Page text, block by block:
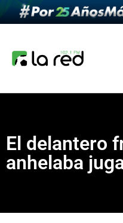
El delantero
anhelaba